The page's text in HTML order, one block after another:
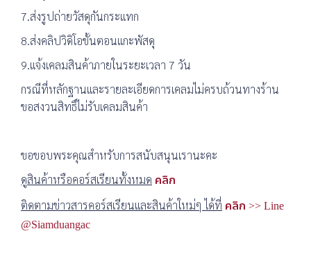
7.ส่งรูปถ่ายวัสดุกันกระแทก
8.ส่งคลิปวิดิโอขั้นตอนแกะพัสดุ
9.แจ้งเคลมสินค้าภายในระยะเวลา 7 วัน
กรณีที่หลักฐานและรายละเอียดการเคลมไม่ครบถ้วนทางร้าน
ขอสงวนสิทธิ์ไม่รับเคลมสินค้า
ขอขอบพระคุณสำหรับการสนับสนุนเรานะคะ
ดูสินค้าหรือคอร์สเรียนทั้งหมด คลิก
ติดตามข่าวสารคอร์สเรียนและสินค้าใหม่ๆ ได้ที่ คลิก >> Line
@Siamduangac